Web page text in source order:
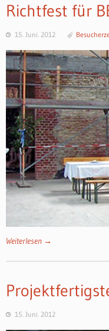
Richtfest für
15. Juni. 2012
Weiterlesen →
15. Juni. 2012